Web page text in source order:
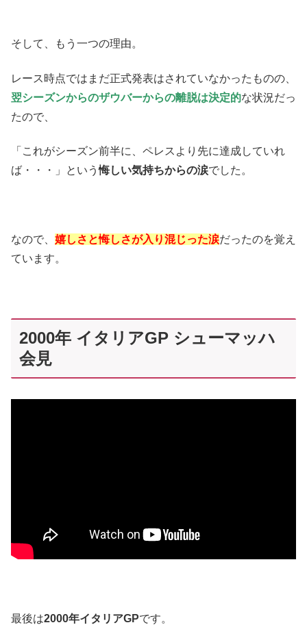
そして、もう一つの理由。
レース時点ではまだ正式発表はされていなかったものの、
翌シーズンからのザウバーからの離脱は決定的な状況だっ
たので、
「これがシーズン前半に、ペレスより先に達成していれ
ば・・・」という悔しい気持ちからの涙でした。
なので、 嬉しさと悔しさが入り混じった涙だったのを覚え
ています。
2000年 イタリアGP シューマッハ
会見
最後は2000年イタリアGPです。